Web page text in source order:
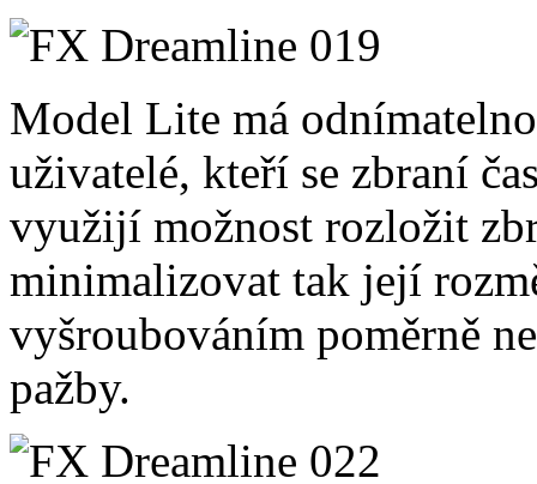
Model Lite má
uživatelé, kteří se zbraní
využijí možnost rozložit
minimalizovat tak její
vyšroubováním poměrně
pažby.